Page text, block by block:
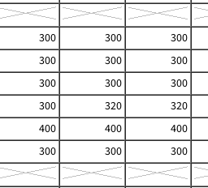
300 300 300
300 300 300
300 300 300
300 320 320
400 400 400
300 300 300